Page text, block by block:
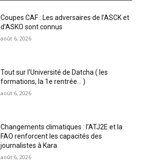
Coupes CAF : Les adversaires de l’ASCK et
d’ASKO sont connus
août 6, 2026
Tout sur l’Université de Datcha ( les
formations, la 1e rentrée… )
août 6, 2026
Changements climatiques : l’ATJ2E et la
FAO renforcent les capacités des
journalistes à Kara
août 6, 2026